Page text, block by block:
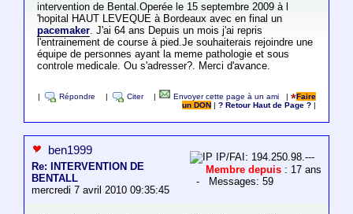
intervention de Bental.Operée le 15 septembre 2009 à l
'hopital HAUT LEVEQUE à Bordeaux avec en final un
pacemaker. J'ai 64 ans Depuis un mois j'ai repris
l'entrainement de course à pied.Je souhaiterais rejoindre une
équipe de personnes ayant la meme pathologie et sous
controle medicale. Ou s'adresser?. Merci d'avance.
Répondre Citer Envoyer cette page à un ami |
Faire
un DON
|? Retour Haut de Page ?
ben1999
Re: INTERVENTION DE
BENTALL
mercredi 7 avril 2010 09:35:45
IP/FAI: 194.250.98.---
Membre depuis : 17 ans
- Messages: 59